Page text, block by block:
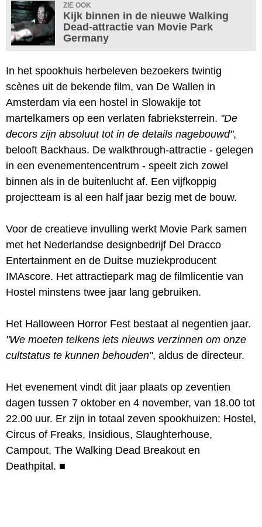
ZIE OOK
Kijk binnen in de nieuwe Walking
Dead-attractie van Movie Park
Germany
In het spookhuis herbeleven bezoekers twintig
scènes uit de bekende film, van De Wallen in
Amsterdam via een hostel in Slowakije tot
martelkamers op een verlaten fabrieksterrein. "De
decors zijn absoluut tot in de details nagebouwd",
belooft Backhaus. De walkthrough-attractie - gelegen
in een evenementencentrum - speelt zich zowel
binnen als in de buitenlucht af. Een vijfkoppig
projectteam is al een half jaar bezig met de bouw.
Voor de creatieve invulling werkt Movie Park samen
met het Nederlandse designbedrijf Del Dracco
Entertainment en de Duitse muziekproducent
IMAscore. Het attractiepark mag de filmlicentie van
Hostel minstens twee jaar lang gebruiken.
Het Halloween Horror Fest bestaat al negentien jaar.
"We moeten telkens iets nieuws verzinnen om onze
cultstatus te kunnen behouden", aldus de directeur.
Het evenement vindt dit jaar plaats op zeventien
dagen tussen 7 oktober en 4 november, van 18.00 tot
22.00 uur. Er zijn in totaal zeven spookhuizen: Hostel,
Circus of Freaks, Insidious, Slaughterhouse,
Campout, The Walking Dead Breakout en
Deathpital. ■